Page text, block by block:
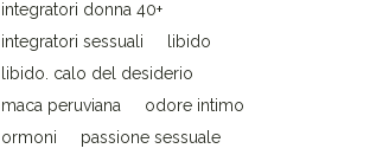
integratori donna 40+
integratori sessuali
libido
libido. calo del desiderio
maca peruviana
odore intimo
ormoni
passione sessuale